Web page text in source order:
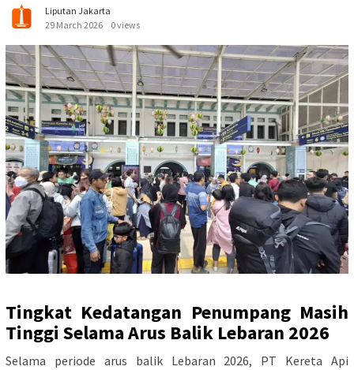
Liputan Jakarta
29 March 2026
0 views
Tingkat Kedatangan Penumpang Masih
Tinggi Selama Arus Balik Lebaran 2026
Selama periode arus balik Lebaran 2026, PT Kereta Api